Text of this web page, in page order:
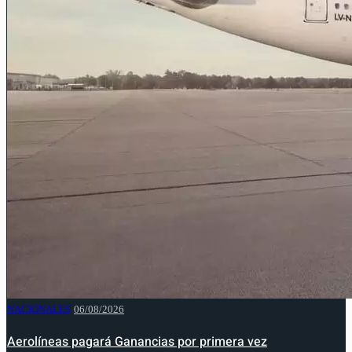
NACIONALES 06/08/2026
Aerolíneas pagará Ganancias por primera vez